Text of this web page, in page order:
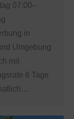
07:00–
in
Umgebung
mit
6 Tage